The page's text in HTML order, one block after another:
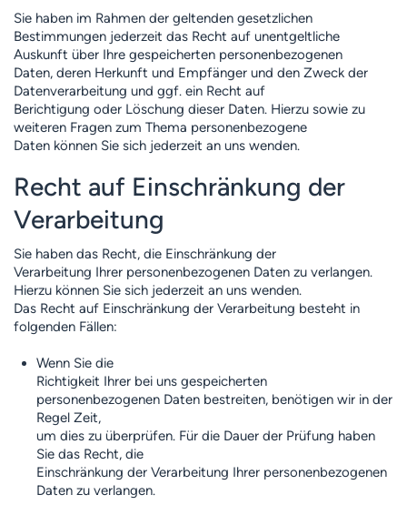
Sie haben im Rahmen der geltenden gesetzlichen
Bestimmungen jederzeit das Recht auf unentgeltliche
Auskunft über Ihre gespeicherten personenbezogenen
Daten, deren Herkunft und Empfänger und den Zweck der
Datenverarbeitung und ggf. ein Recht auf
Berichtigung oder Löschung dieser Daten. Hierzu sowie zu
weiteren Fragen zum Thema personenbezogene
Daten können Sie sich jederzeit an uns wenden.
Recht auf Einschränkung der
Verarbeitung
Sie haben das Recht, die Einschränkung der
Verarbeitung Ihrer personenbezogenen Daten zu verlangen.
Hierzu können Sie sich jederzeit an uns wenden.
Das Recht auf Einschränkung der Verarbeitung besteht in
folgenden Fällen:
Wenn Sie die
Richtigkeit Ihrer bei uns gespeicherten
personenbezogenen Daten bestreiten, benötigen wir in der
Regel Zeit,
um dies zu überprüfen. Für die Dauer der Prüfung haben
Sie das Recht, die
Einschränkung der Verarbeitung Ihrer personenbezogenen
Daten zu verlangen.